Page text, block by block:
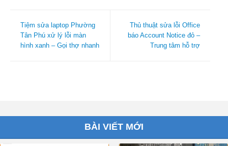
Tiệm sửa laptop Phường
Tân Phú xử lý lỗi màn
hình xanh – Gọi thợ nhanh
Thủ thuật sửa lỗi Office
báo Account Notice đỏ –
Trung tâm hỗ trợ
BÀI VIẾT MỚI